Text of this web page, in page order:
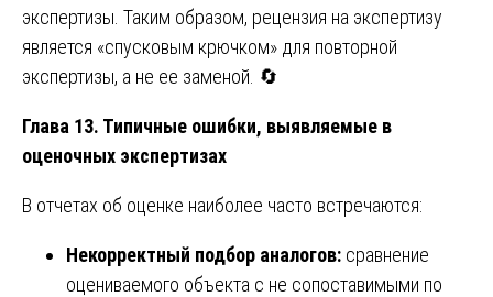
экспертизы. Таким образом, рецензия на экспертизу
является «спусковым крючком» для повторной
экспертизы, а не ее заменой. 🔄
Глава 13. Типичные ошибки, выявляемые в
оценочных экспертизах
В отчетах об оценке наиболее часто встречаются:
Некорректный подбор аналогов: сравнение
оцениваемого объекта с не сопоставимыми по